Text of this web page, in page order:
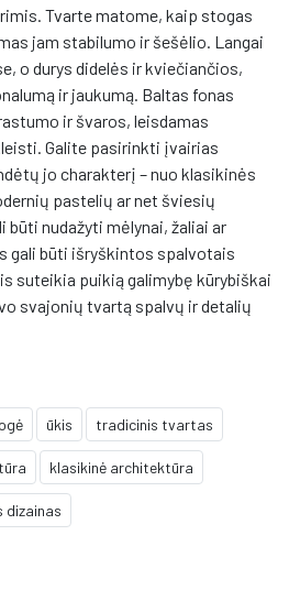
Tvarte matome, kaip stogas
jam stabilumo ir šešėlio. Langai
o durys didelės ir kviečiančios,
ir jaukumą. Baltas fonas
ir švaros, leisdamas
Galite pasirinkti įvairias
jo charakterį – nuo klasikinės
pastelių ar net šviesių
būti nudažyti mėlynai, žaliai ar
gali būti išryškintos spalvotais
suteikia puikią galimybę kūrybiškai
svajonių tvartą spalvų ir detalių
ūkis tradicinis tvartas
klasikinė architektūra
dizainas